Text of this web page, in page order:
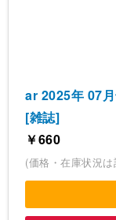
ar 2025年 07
[雑誌]
￥660
(価格・在庫状況